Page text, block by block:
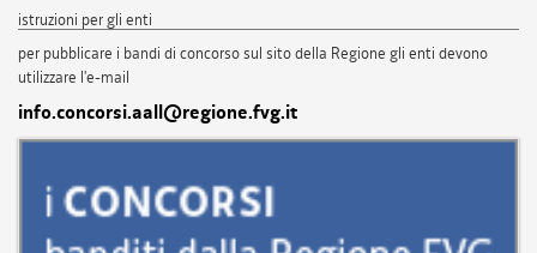
istruzioni per gli enti
per pubblicare i bandi di concorso sul sito della Regione gli enti devono
utilizzare l'e-mail
info.concorsi.aall@regione.fvg.it